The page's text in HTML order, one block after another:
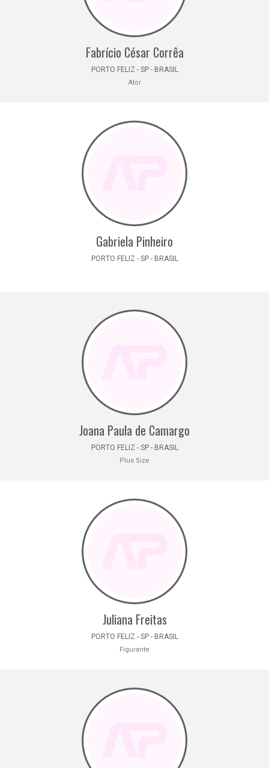
Fabrício César Corrêa
PORTO FELIZ - SP - BRASIL
Ator
Gabriela Pinheiro
PORTO FELIZ - SP - BRASIL
Joana Paula de Camargo
PORTO FELIZ - SP - BRASIL
Plus Size
Juliana Freitas
PORTO FELIZ - SP - BRASIL
Figurante